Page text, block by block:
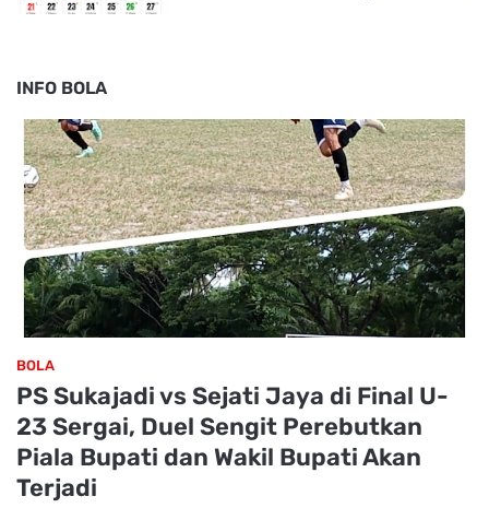
INFO BOLA
BOLA
PS Sukajadi vs Sejati Jaya di Final U-
23 Sergai, Duel Sengit Perebutkan
Piala Bupati dan Wakil Bupati Akan
Terjadi